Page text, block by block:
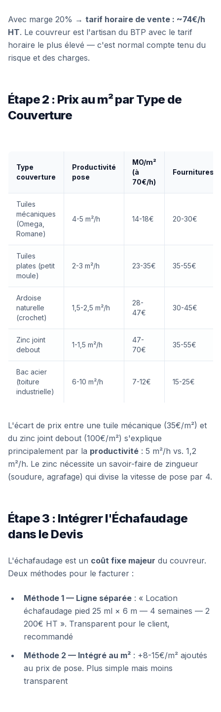
Avec marge 20% → tarif horaire de vente : ~74€/h
HT. Le couvreur est l'artisan du BTP avec le tarif
horaire le plus élevé — c'est normal compte tenu du
risque et des charges.
Étape 2 : Prix au m² par Type de
Couverture
Type
couverture
Productivité
pose
MO/m²
(à
70€/h)
Fournitures/
Tuiles
mécaniques
(Omega,
Romane)
4-5 m²/h 14-18€ 20-30€
Tuiles
plates (petit
moule)
2-3 m²/h 23-35€ 35-55€
Ardoise
naturelle
(crochet)
1,5-2,5 m²/h
28-
47€
30-45€
Zinc joint
debout
1-1,5 m²/h
47-
70€
35-55€
Bac acier
(toiture
industrielle)
6-10 m²/h 7-12€ 15-25€
L'écart de prix entre une tuile mécanique (35€/m²) et
du zinc joint debout (100€/m²) s'explique
principalement par la productivité : 5 m²/h vs. 1,2
m²/h. Le zinc nécessite un savoir-faire de zingueur
(soudure, agrafage) qui divise la vitesse de pose par 4.
Étape 3 : Intégrer l'Échafaudage
dans le Devis
L'échafaudage est un coût fixe majeur du couvreur.
Deux méthodes pour le facturer :
Méthode 1 — Ligne séparée : « Location
échafaudage pied 25 ml × 6 m — 4 semaines — 2
200€ HT ». Transparent pour le client,
recommandé
Méthode 2 — Intégré au m² : +8-15€/m² ajoutés
au prix de pose. Plus simple mais moins
transparent